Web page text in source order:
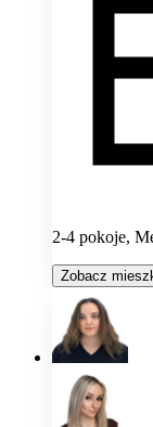
2-4 pokoje,
Zobacz